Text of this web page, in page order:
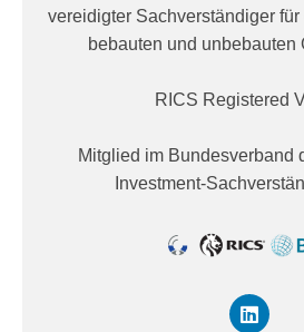
vereidigter Sachverständiger
bebauten und unbebauten
RICS Registered
Mitglied im Bundesverband
Investment-
L
i